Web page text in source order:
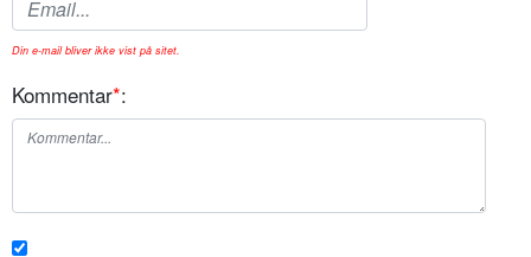
Din e-mail bliver ikke vist på sitet.
Kommentar*: